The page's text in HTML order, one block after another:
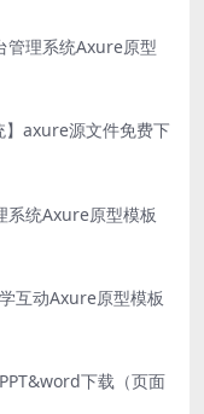
管理系统Axure原型
】axure源文件免费下
系统Axure原型模板
互动Axure原型模板
下载（页面